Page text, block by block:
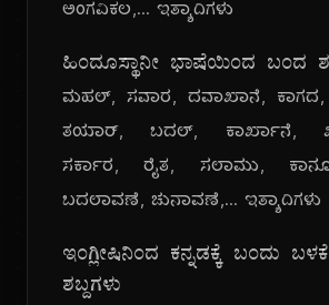
ಅಂಗವಿಕಲ,... ಇತ್ಯಾದಿಗಳು
ಹಿಂದೂಸ್ಥಾನೀ ಭಾಷೆಯಿಂದ ಬಂದ
ಮಹಲ್, ಸವಾರ, ದವಾಖಾನೆ, ಕಾಗದ,
ತಯಾರ್, ಬದಲ್, ಕಾರ್ಖಾನೆ,
ಸರ್ಕಾರ, ರೈತ, ಸಲಾಮು,
ಬದಲಾವಣೆ, ಚುನಾವಣೆ,... ಇತ್ಯಾದಿಗಳು
ಇಂಗ್ಲೀಷಿನಿಂದ ಕನ್ನಡಕ್ಕೆ ಬಂದು
ಶಬ್ದಗಳು